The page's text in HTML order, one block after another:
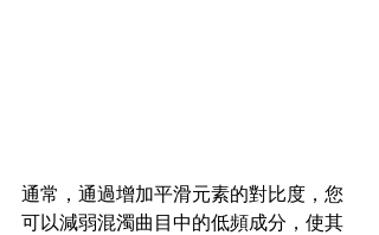
通常，通過增加平滑元素的對比度，您
可以減弱混濁曲目中的低頻成分，使其